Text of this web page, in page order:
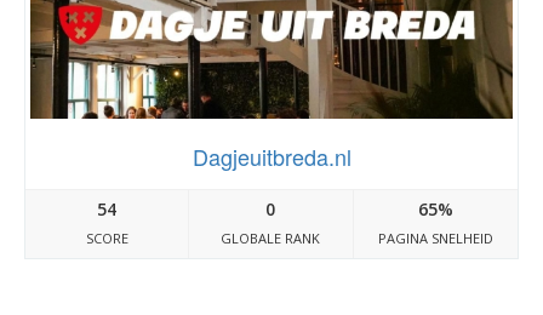
Dagjeuitbreda.nl
54
SCORE
0
GLOBALE RANK
65%
PAGINA SNELHEID